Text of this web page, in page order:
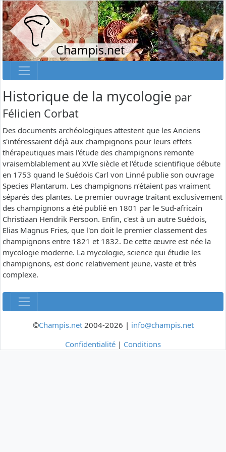
Champis.net
Historique de la mycologie par
Félicien Corbat
Des documents archéologiques attestent que les Anciens
s'intéressaient déjà aux champignons pour leurs effets
thérapeutiques mais l'étude des champignons remonte
vraisemblablement au XVIe siècle et l'étude scientifique débute
en 1753 quand le Suédois Carl von Linné publie son ouvrage
Species Plantarum. Les champignons n’étaient pas vraiment
séparés des plantes. Le premier ouvrage traitant exclusivement
des champignons a été publié en 1801 par le Sud-africain
Christiaan Hendrik Persoon. Enfin, c'est à un autre Suédois,
Elias Magnus Fries, que l'on doit le premier classement des
champignons entre 1821 et 1832. De cette œuvre est née la
mycologie moderne. La mycologie, science qui étudie les
champignons, est donc relativement jeune, vaste et très
complexe.
©Champis.net2004-2026 | info@champis.net
Confidentialité | Conditions